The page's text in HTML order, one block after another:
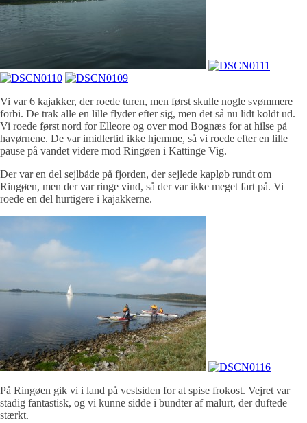
Vi var 6 kajakker, der roede turen, men først skulle nogle svømmere
forbi. De trak alle en lille flyder efter sig, men det så nu lidt koldt ud.
Vi roede først nord for Elleore og over mod Bognæs for at hilse på
havørnene. De var imidlertid ikke hjemme, så vi roede efter en lille
pause på vandet videre mod Ringøen i Kattinge Vig.
Der var en del sejlbåde på fjorden, der sejlede kapløb rundt om
Ringøen, men der var ringe vind, så der var ikke meget fart på. Vi
roede en del hurtigere i kajakkerne.
På Ringøen gik vi i land på vestsiden for at spise frokost. Vejret var
stadig fantastisk, og vi kunne sidde i bundter af malurt, der duftede
stærkt.